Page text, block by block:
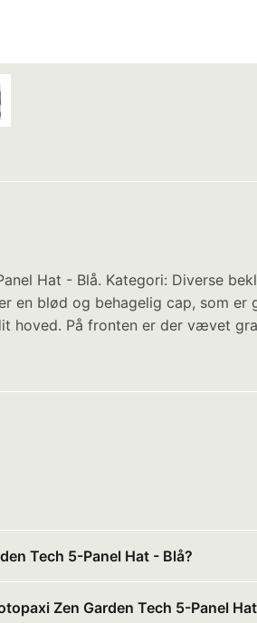
Hat - Blå. Kategori: Diverse
en blød og behagelig cap, som
hoved. På fronten er der vævet
Tech 5-Panel Hat - Blå?
Zen Garden Tech 5-Panel